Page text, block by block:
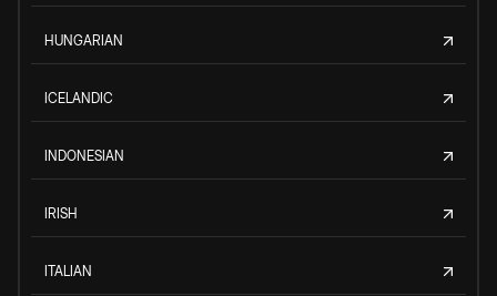
HUNGARIAN
ICELANDIC
INDONESIAN
IRISH
ITALIAN